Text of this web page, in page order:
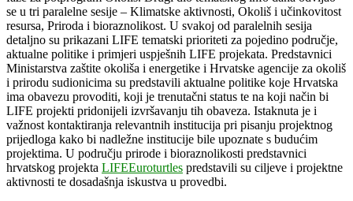
se u tri paralelne sesije – Klimatske aktivnosti, Okoliš i učinkovitost
resursa, Priroda i bioraznolikost. U svakoj od paralelnih sesija
detaljno su prikazani LIFE tematski prioriteti za pojedino područje,
aktualne politike i primjeri uspješnih LIFE projekata. Predstavnici
Ministarstva zaštite okoliša i energetike i Hrvatske agencije za okoliš
i prirodu sudionicima su predstavili aktualne politike koje Hrvatska
ima obavezu provoditi, koji je trenutačni status te na koji način bi
LIFE projekti pridonijeli izvršavanju tih obaveza. Istaknuta je i
važnost kontaktiranja relevantnih institucija pri pisanju projektnog
prijedloga kako bi nadležne institucije bile upoznate s budućim
projektima. U području prirode i bioraznolikosti predstavnici
hrvatskog projekta LIFEEuroturtles predstavili su ciljeve i projektne
aktivnosti te dosadašnja iskustva u provedbi.